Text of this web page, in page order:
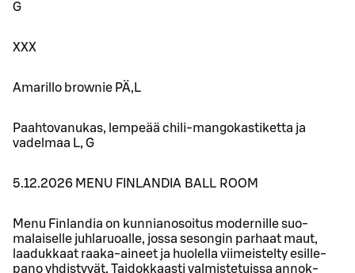
G
XXX
Amarillo brownie PÄ,L
Paahtovanukas, lempeää chili-mangokastiketta ja
vadelmaa L, G
5.12.2026 MENU FINLANDIA BALL ROOM
Menu Finlandia on kunnianosoitus modernille suo-
malaiselle juhlaruoalle, jossa sesongin parhaat maut,
laadukkaat raaka-aineet ja huolella viimeistelty esille-
pano yhdistyvät. Taidokkaasti valmistetuissa annok-